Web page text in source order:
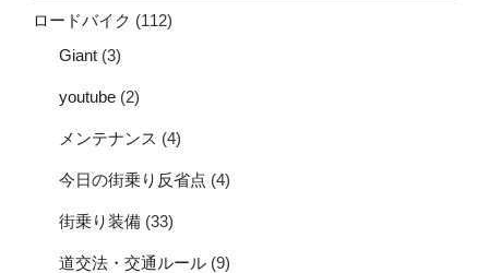
ロードバイク (112)
Giant (3)
youtube (2)
メンテナンス (4)
今日の街乗り反省点 (4)
街乗り装備 (33)
道交法・交通ルール (9)